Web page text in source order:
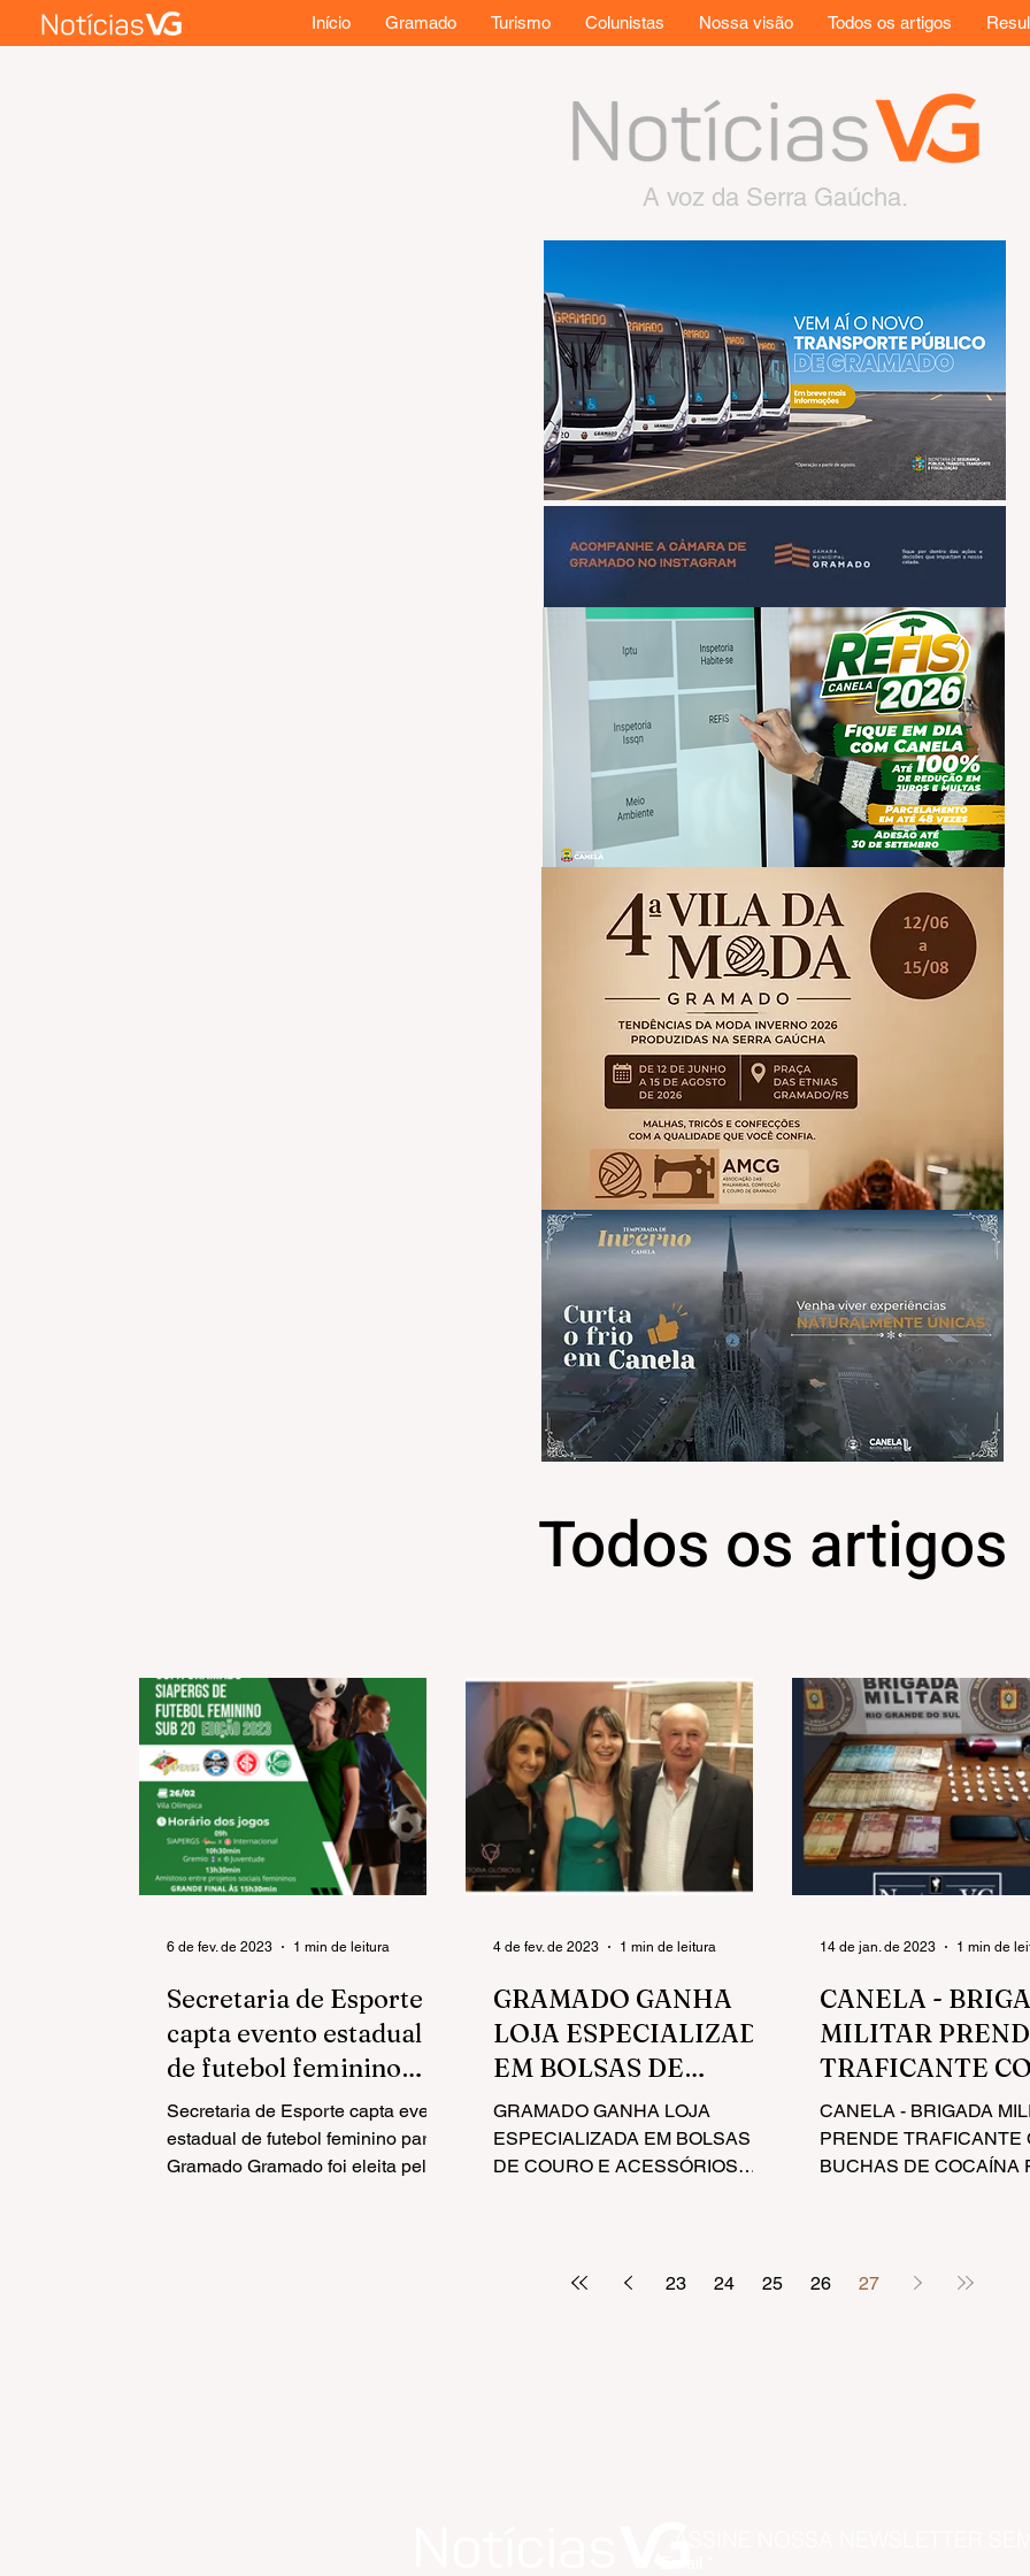
Início Gramado Turismo Colunistas Nossa visão Todos os artigos
A voz da Serra Gaúcha.
Todos os artigos
Secretaria de Esporte
capta evento estadual
de futebol feminino
para Gramado
Secretaria de Esporte capta evento
estadual de futebol feminino para
Gramado Gramado foi eleita pela
6 de fev. de 2023 1 min de leitura
GRAMADO GANHA
LOJA ESPECIALIZADA
EM BOLSAS DE
COURO E
ACESSÓRIOS COM
ATENDIMENTO
GRAMADO GANHA LOJA
ESPECIALIZADA EM BOLSAS
DE COURO E ACESSÓRIOS
4 de fev. de 2023 1 min de leitura
CANELA -
MILITAR PRENDE
TRAFICANTE
BUCHAS DE
CANELA - BRIGADA
PRENDE TRAFICANTE
BUCHAS DE COCAÍNA
14 de jan. de 2023 1 min de
23 24 25 26 27